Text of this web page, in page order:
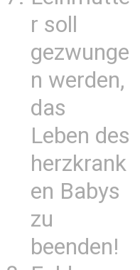
r soll
gezwunge
n werden,
das
Leben des
herzkrank
en Babys
zu
beenden!